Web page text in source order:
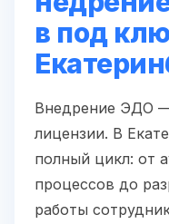
в под
Внедрение ЭДО —
лицензии. В
полный цикл: от
процессов до
работы